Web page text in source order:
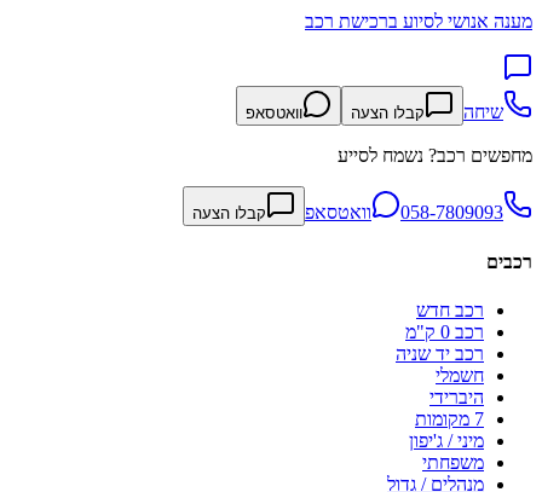
מענה אנושי לסיוע ברכישת רכב
שיחה קבלו הצעה וואטסאפ
מחפשים רכב? נשמח לסייע
058-7809093 וואטסאפ קבלו הצעה
רכבים
רכב חדש
רכב 0 ק"מ
רכב יד שניה
חשמלי
היברידי
7 מקומות
מיני / ג'יפון
משפחתי
מנהלים / גדול